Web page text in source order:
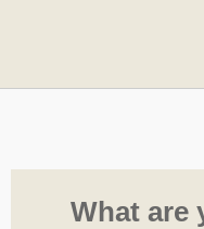
What are